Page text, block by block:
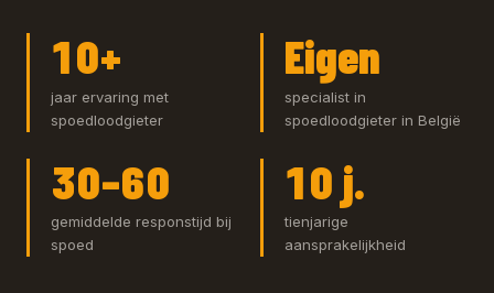
10+
jaar ervaring met
spoedloodgieter
Eigen
specialist in
spoedloodgieter in België
30–60
gemiddelde responstijd bij
spoed
10 j.
tienjarige
aansprakelijkheid